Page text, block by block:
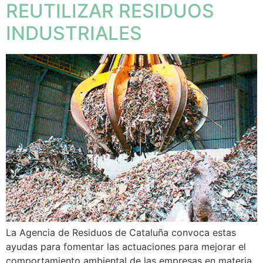
REUTILIZAR RESIDUOS
INDUSTRIALES
La Agencia de Residuos de Cataluña convoca estas
ayudas para fomentar las actuaciones para mejorar el
comportamiento ambiental de las empresas en materia